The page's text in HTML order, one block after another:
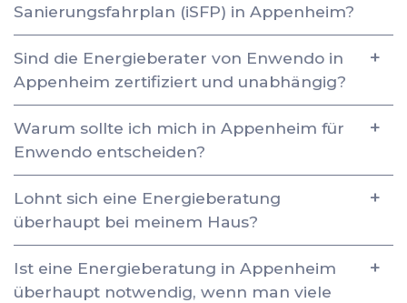
Sanierungsfahrplan (iSFP) in Appenheim?
Sind die Energieberater von Enwendo in
Appenheim zertifiziert und unabhängig?
Warum sollte ich mich in Appenheim für
Enwendo entscheiden?
Lohnt sich eine Energieberatung
überhaupt bei meinem Haus?
Ist eine Energieberatung in Appenheim
überhaupt notwendig, wenn man viele